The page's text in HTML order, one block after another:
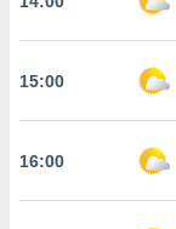
votre
en
15:00
16:00